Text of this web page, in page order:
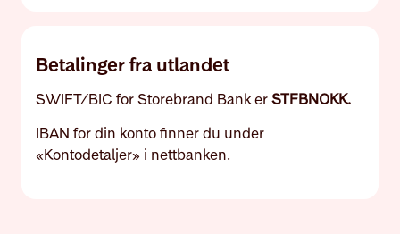
Betalinger fra utlandet
SWIFT/BIC for Storebrand Bank erSTFBNOKK.
IBAN for din konto finner du under
«Kontodetaljer» i nettbanken.